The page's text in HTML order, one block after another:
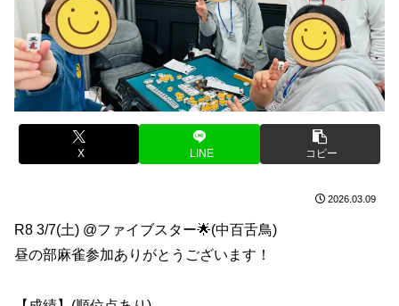
X LINE コピー
2026.03.09
R8 3/7(土) @ファイブスター🌟(中百舌鳥)
昼の部麻雀参加ありがとうございます！